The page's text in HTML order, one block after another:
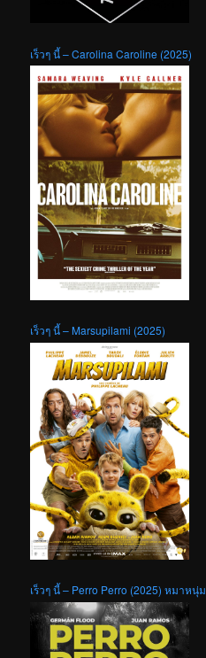
เร็วๆ นี้ – Carolina Caroline (2025)
เร็วๆ นี้ – Marsupilami (2025)
เร็วๆ นี้ – Perro Perro (2025) หมาหนุ่ม